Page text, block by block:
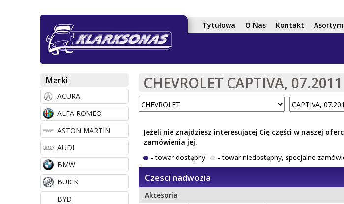
treści
M
e
n
u
g
ł
ó
w
n
e
Tytułowa O Nas Kontakt
CHEVROLET CAPTIVA,
Jeżeli nie znajdziesz interesującej Cię części w naszej
zamówienia jej.
- towar dostępny
- towar niedostępny, specjalne
Czesci nadwozia
Akcesoria
Marki
ACURA
ALFA ROMEO
ASTON MARTIN
AUDI
BMW
BUICK
BYD